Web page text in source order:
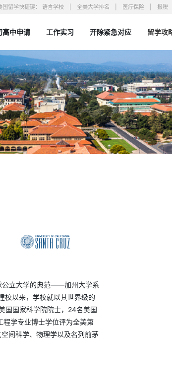
国留学快捷键： 语言学校 全美大学排名 医疗保险 报税
高中申请 工作实习 开除紧急对应 留学攻
公立大学的典范——加州大学系
校以来，学校就以其世界级的
国国家科学院院士，24名美国
学专业博士学位评为全美第
间科学、物理学以及名列前茅